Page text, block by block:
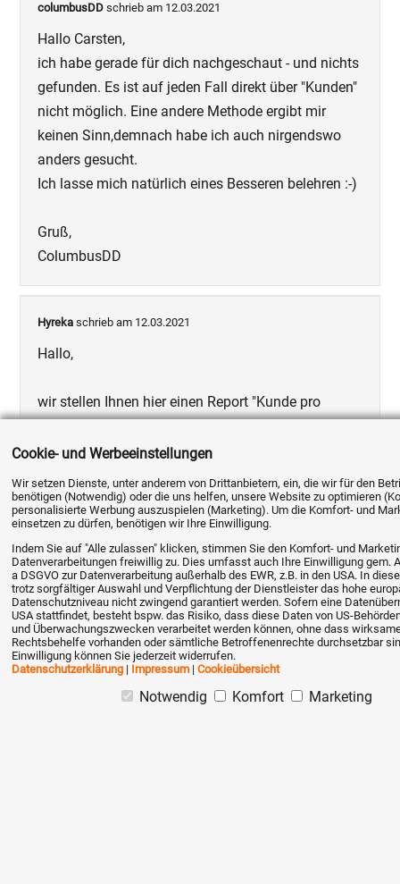
columbusDD schrieb am 12.03.2021
Hallo Carsten,
ich habe gerade für dich nachgeschaut - und nichts
gefunden. Es ist auf jeden Fall direkt über "Kunden"
nicht möglich. Eine andere Methode ergibt mir
keinen Sinn,demnach habe ich auch nirgendswo
anders gesucht.
Ich lasse mich natürlich eines Besseren belehren :-)
Gruß,
ColumbusDD
Hyreka schrieb am 12.03.2021
Hallo,
wir stellen Ihnen hier einen Report "Kunde pro
noch anpassen möchten, können Sie dies über den
Report-Designer tun, oder von unserem Support
erledigen lassen.
Wir hoffen die Auwertung ist was Sie gesucht
haben. Sie können den Report als
benutzerdefinierte Vorlage in die
Dokumentenvorlagen hinzufügen.
https://www.hyreka.de/download/reports/
Cookie- und Werbeeinstellungen
Wir setzen Dienste, unter anderem von Drittanbietern, ein, die wir für den
benötigen (Notwendig) oder die uns helfen, unsere Website zu optimieren
personalisierte Werbung auszuspielen (Marketing). Um die Komfort- und
einsetzen zu dürfen, benötigen wir Ihre Einwilligung.
Indem Sie auf "Alle zulassen" klicken, stimmen Sie den Komfort- und
Datenverarbeitungen freiwillig zu. Dies umfasst auch Ihre Einwilligung gem.
a DSGVO zur Datenverarbeitung außerhalb des EWR, z.B. in den USA. In
trotz sorgfältiger Auswahl und Verpflichtung der Dienstleister das hohe
Datenschutzniveau nicht zwingend garantiert werden. Sofern eine
USA stattfindet, besteht bspw. das Risiko, dass diese Daten von US-
und Überwachungszwecken verarbeitet werden können, ohne dass
Rechtsbehelfe vorhanden oder sämtliche Betroffenenrechte durchsetzbar
Einwilligung können Sie jederzeit widerrufen.
Datenschutzerklärung | Impressum | Cookieübersicht
Notwendig Komfort Marketing